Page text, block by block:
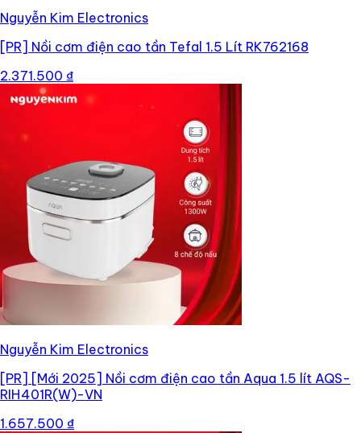
Nguyễn Kim Electronics
[PR] Nồi cơm điện cao tần Tefal 1.5 Lít RK762168
2.371.500 ₫
Nguyễn Kim Electronics
[PR] [Mới 2025] Nồi cơm điện cao tần Aqua 1.5 lít AQS-
RIH401R(W)-VN
1.657.500 ₫